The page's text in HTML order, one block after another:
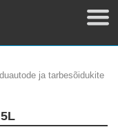
ja tarbesõidukite